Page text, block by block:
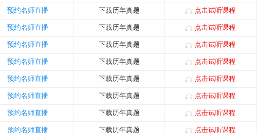
预约名师直播 下载历年真题 点击试听课程
预约名师直播 下载历年真题 点击试听课程
预约名师直播 下载历年真题 点击试听课程
预约名师直播 下载历年真题 点击试听课程
预约名师直播 下载历年真题 点击试听课程
预约名师直播 下载历年真题 点击试听课程
预约名师直播 下载历年真题 点击试听课程
预约名师直播 下载历年真题 点击试听课程